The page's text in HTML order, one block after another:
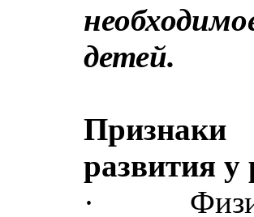
детей.
Признаки
развития у
·